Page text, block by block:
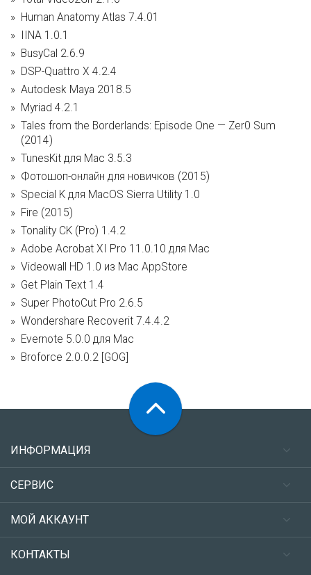
Human Anatomy Atlas 7.4.01
IINA 1.0.1
BusyCal 2.6.9
DSP-Quattro X 4.2.4
Autodesk Maya 2018.5
Myriad 4.2.1
Tales from the Borderlands: Episode One — Zer0 Sum
(2014)
TunesKit для Mac 3.5.3
Фотошоп-онлайн для новичков (2015)
Special K для MacOS Sierra Utility 1.0
Fire (2015)
Tonality CK (Pro) 1.4.2
Adobe Acrobat XI Pro 11.0.10 для Mac
Videowall HD 1.0 из Mac AppStore
Get Plain Text 1.4
Super PhotoCut Pro 2.6.5
Wondershare Recoverit 7.4.4.2
Evernote 5.0.0 для Mac
Broforce 2.0.0.2 [GOG]
ИНФОРМАЦИЯ
СЕРВИС
МОЙ АККАУНТ
КОНТАКТЫ